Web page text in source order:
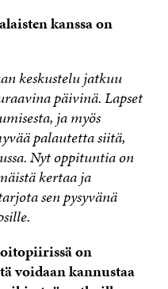
kanssa on
keskustelu jatkuu
päivinä. Lapset
ja myös
palautetta siitä,
Nyt oppituntia on
kertaa ja
sen pysyvänä
on
voidaan kannustaa